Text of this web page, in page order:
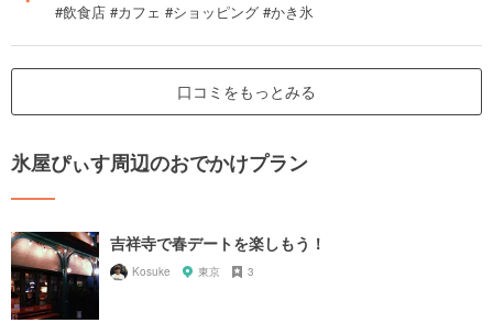
#飲食店 #カフェ #ショッピング #かき氷
口コミをもっとみる
氷屋ぴぃす周辺のおでかけプラン
吉祥寺で春デートを楽しもう！
Kosuke 東京 3